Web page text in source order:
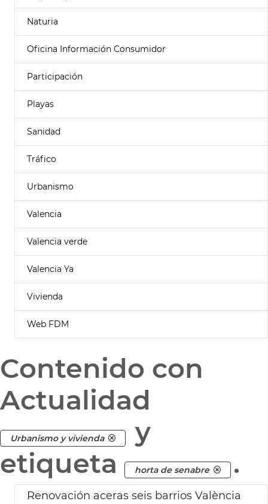
Naturia
Oficina Información Consumidor
Participación
Playas
Sanidad
Tráfico
Urbanismo
Valencia
Valencia verde
Valencia Ya
Vivienda
Web FDM
Contenido con
Actualidad
Urbanismo y vivienda
y
etiqueta
horta de senabre .
Renovación aceras seis barrios València